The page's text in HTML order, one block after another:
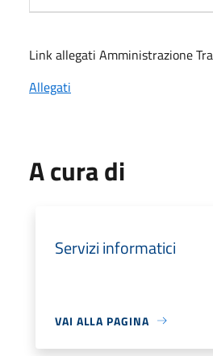
Link allegati Amministrazione
Allegati
A cura di
Servizi informatici
VAI ALLA PAGINA